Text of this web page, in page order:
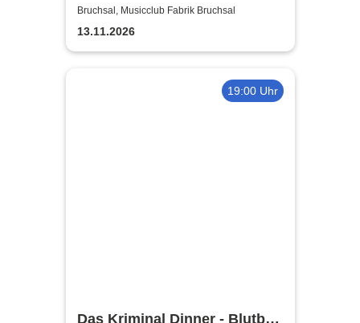
Authentic Manowar Tribute
Bruchsal, Musicclub Fabrik Bruchsal
13.11.2026
19:00 Uhr
Das Kriminal Dinner - Blutbad